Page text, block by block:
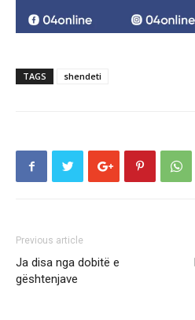
TAGS shendeti
Previous article
Ja disa nga dobitë e
gështenjave